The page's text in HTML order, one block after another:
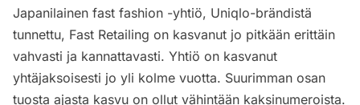
Japanilainen fast fashion -yhtiö, Uniqlo-brändistä
tunnettu, Fast Retailing on kasvanut jo pitkään erittäin
vahvasti ja kannattavasti. Yhtiö on kasvanut
yhtäjaksoisesti jo yli kolme vuotta. Suurimman osan
tuosta ajasta kasvu on ollut vähintään kaksinumeroista.